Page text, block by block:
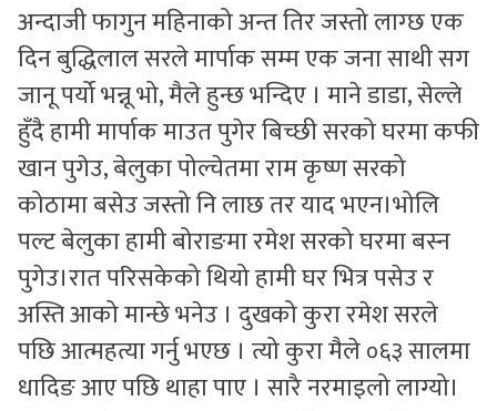
अन्दाजी फागुन महिनाको अन्त तिर जस्तो लाग्छ एक
दिन बुद्धिलाल सरले मार्पाक सम्म एक जना साथी सग
जानू पर्यो भन्नू भो, मैले हुन्छ भन्दिए । माने डाडा, सेल्ले
हुँदै हामी मार्पाक माउत पुगेर बिच्छी सरको घरमा कफी
खान पुगेउ, बेलुका पोल्चेतमा राम कृष्ण सरको
कोठामा बसेउ जस्तो नि लाछ तर याद भएन।भोलि
पल्ट बेलुका हामी बोराङमा रमेश सरको घरमा बस्न
पुगेउ।रात परिसकेको थियो हामी घर भित्र पसेउ र
अस्ति आको मान्छे भनेउ । दुखको कुरा रमेश सरले
पछि आत्महत्या गर्नु भएछ । त्यो कुरा मैले ०६३ सालमा
धादिङ आए पछि थाहा पाए । सारै नरमाइलो लाग्यो।